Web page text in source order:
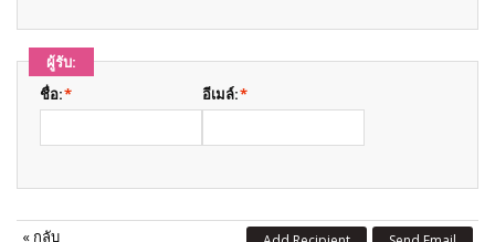
ผู้รับ:
*
ชื่อ: *
อีเมล์:
« กลับ